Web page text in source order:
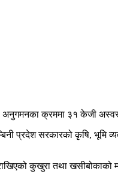
अनुगमनका क्रममा ३१ केजी
प्रदेश सरकारको कृषि,
कुखुरा तथा